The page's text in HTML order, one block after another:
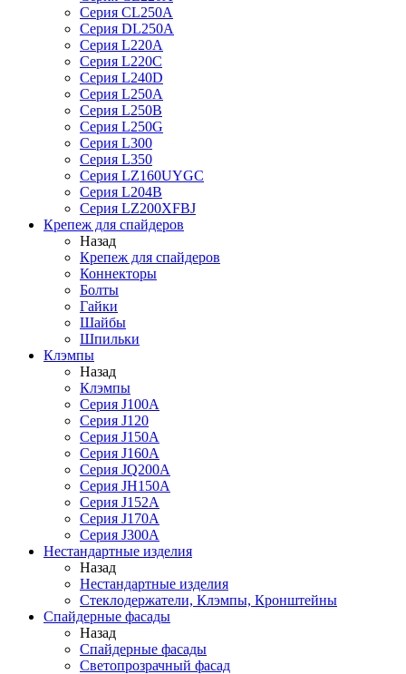
Серия CL250A
Серия DL250A
Серия L220A
Серия L220C
Серия L240D
Серия L250A
Серия L250B
Серия L250G
Серия L300
Серия L350
Серия LZ160UYGC
Серия L204B
Серия LZ200XFBJ
Крепеж для спайдеров
Назад
Крепеж для спайдеров
Коннекторы
Болты
Гайки
Шайбы
Шпильки
Клэмпы
Назад
Клэмпы
Серия J100A
Серия J120
Серия J150A
Серия J160A
Серия JQ200A
Серия JH150A
Серия J152A
Серия J170A
Серия J300A
Нестандартные изделия
Назад
Нестандартные изделия
Стеклодержатели, Клэмпы, Кронштейны
Спайдерные фасады
Назад
Спайдерные фасады
Светопрозрачный фасад